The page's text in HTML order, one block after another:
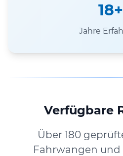
18+
Jahre
Verfügbare
Über 180
Fahrwangen